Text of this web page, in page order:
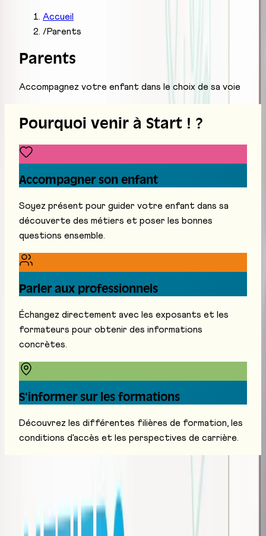
Accueil
/Parents
Parents
Accompagnez votre enfant dans le choix de sa voie
Pourquoi venir à Start ! ?
Accompagner son enfant
Soyez présent pour guider votre enfant dans sa
découverte des métiers et poser les bonnes
questions ensemble.
Parler aux professionnels
Échangez directement avec les exposants et les
formateurs pour obtenir des informations
concrètes.
S'informer sur les formations
Découvrez les différentes filières de formation, les
conditions d'accès et les perspectives de carrière.